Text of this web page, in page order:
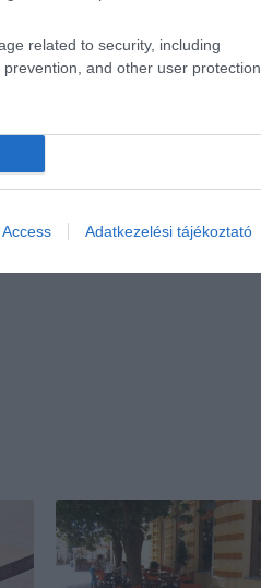
related to security, including
and other user protection.
Adatkezelési tájékoztató